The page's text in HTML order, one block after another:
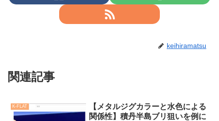
keihiramatsu
関連記事
K-FLAT
【メタルジグカラーと水色による
関係性】積丹半島ブリ狙いを例に